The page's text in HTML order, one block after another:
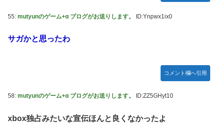
55: mutyunのゲーム+α ブログがお送りします。 ID:Ynpwx1ix0
サガかと思ったわ
コメント欄へ引用
58: mutyunのゲーム+α ブログがお送りします。 ID:ZZ5GHyt10
xbox独占みたいな宣伝ほんと良くなかったよ